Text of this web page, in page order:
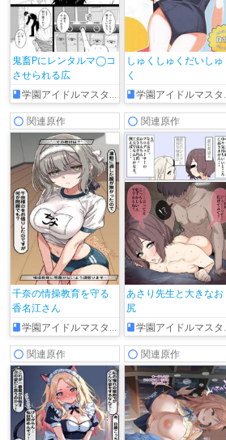
鬼畜Pにレンタルマ◯コ
させられる広
学園アイドルマスター
しゅくしゅくだいしゅ
く
学園アイドルマスター
関連原作
千奈の情操教育を守る
香名江さん
学園アイドルマスター
関連原作
あさり先生と大きなお
尻
学園アイドルマスター
関連原作 関連原作